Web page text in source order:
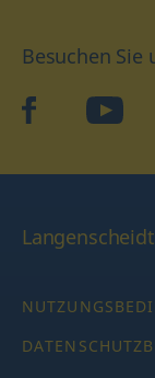
Besuchen Sie
facebook
Langenscheidt